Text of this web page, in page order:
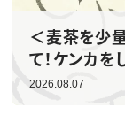
＜麦茶を少
て！ケンカ
2026.08.07